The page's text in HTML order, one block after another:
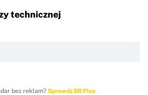
technicznej
bez reklam? Sprawdź BR Plus